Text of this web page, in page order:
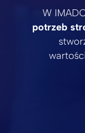
W
potrzeb